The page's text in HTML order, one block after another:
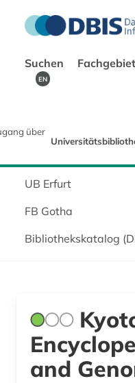
Suchen
EN
über
UB Erfurt
FB Gotha
Bibliothekskatalog
and